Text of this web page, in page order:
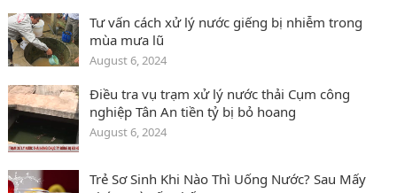
Tư vấn cách xử lý nước giếng bị nhiễm trong
mùa mưa lũ
August 6, 2024
Điều tra vụ trạm xử lý nước thải Cụm công
nghiệp Tân An tiền tỷ bị bỏ hoang
August 6, 2024
Trẻ Sơ Sinh Khi Nào Thì Uống Nước? Sau Mấy